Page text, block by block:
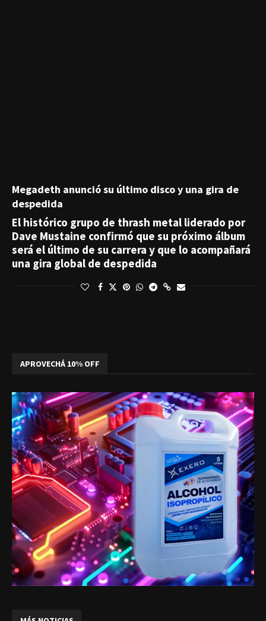
Megadeth anunció su último disco y una gira de
despedida
El histórico grupo de thrash metal liderado por
Dave Mustaine confirmó que su próximo álbum
será el último de su carrera y que lo acompañará
una gira global de despedida
APROVECHÁ 10% OFF